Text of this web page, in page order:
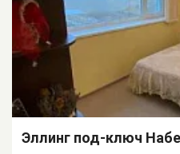
Эллинг под-ключ